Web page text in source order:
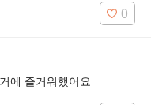
0
에 즐거워했어요